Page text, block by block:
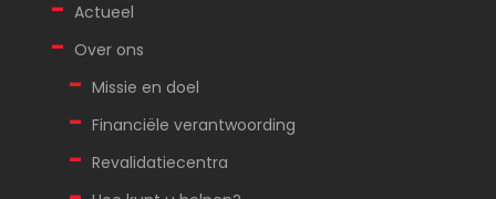
Actueel
Over ons
Missie en doel
Financiële verantwoording
Revalidatiecentra